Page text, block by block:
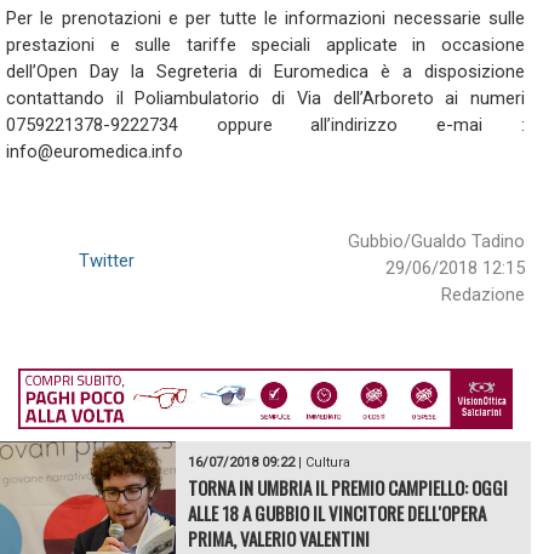
Per le prenotazioni e per tutte le informazioni necessarie sulle
prestazioni e sulle tariffe speciali applicate in occasione
dell’Open Day la Segreteria di Euromedica è a disposizione
contattando il Poliambulatorio di Via dell’Arboreto ai numeri
0759221378-9222734 oppure all’indirizzo e-mai :
info@euromedica.info
Gubbio/Gualdo Tadino
29/06/2018 12:15
Redazione
Twitter
16/07/2018 09:22| Cultura
TORNA IN UMBRIA IL PREMIO CAMPIELLO: OGGI
ALLE 18 A GUBBIO IL VINCITORE DELL'OPERA
PRIMA, VALERIO VALENTINI